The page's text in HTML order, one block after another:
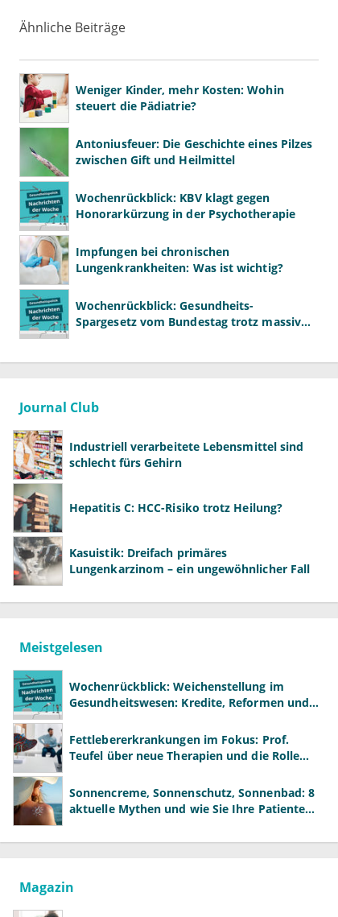
Ähnliche Beiträge
Weniger Kinder, mehr Kosten: Wohin
steuert die Pädiatrie?
Antoniusfeuer: Die Geschichte eines Pilzes
zwischen Gift und Heilmittel
Wochenrückblick: KBV klagt gegen
Honorarkürzung in der Psychotherapie
Impfungen bei chronischen
Lungenkrankheiten: Was ist wichtig?
Wochenrückblick: Gesundheits-
Spargesetz vom Bundestag trotz massiver
Journal Club
Industriell verarbeitete Lebensmittel sind
schlecht fürs Gehirn
Hepatitis C: HCC-Risiko trotz Heilung?
Kasuistik: Dreifach primäres
Lungenkarzinom – ein ungewöhnlicher Fall
Meistgelesen
Wochenrückblick: Weichenstellung im
Gesundheitswesen: Kredite, Reformen und
Fettlebererkrankungen im Fokus: Prof.
Teufel über neue Therapien und die Rolle
Sonnencreme, Sonnenschutz, Sonnenbad: 8
aktuelle Mythen und wie Sie Ihre Patienten
Magazin